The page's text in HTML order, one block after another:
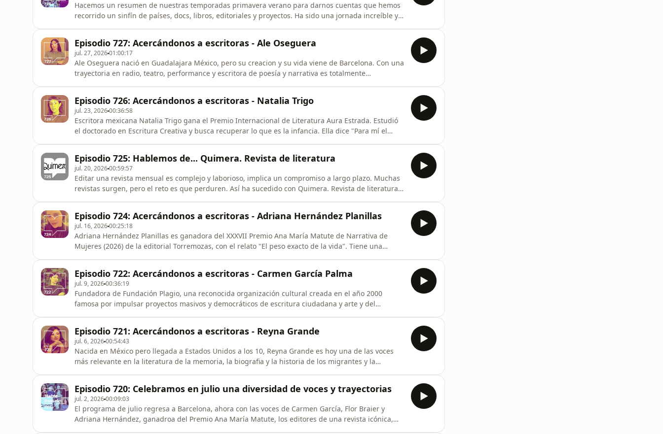
Hacemos un resumen de nuestras temporadas primavera verano para darnos cuentas que hemos
recorrido un sinfín de países, docs, libros, editoriales y proyectos. Ha sido una jornada increíble y
Episodio 727: Acercándonos a escritoras - Ale Oseguera
jul. 27, 202601:00:17
Ale Oseguera nació en Guadalajara México, pero su creacion y su vida viene de Barcelona. Con una
trayectoria en radio, teatro, performance y escritora de poesía y narrativa es totalmente
Casanovas, Marías Néspo
Episodio 726: Acercándonos a escritoras - Natalia Trigo
jul. 23, 202600:36:58
Escritora mexicana Natalia Trigo gana el Premio Internacional de Literatura Aura Estrada. Estudió
el doctorado en Escritura Creativa y busca recuperar lo que es la infancia. Ella dice "Para mí el
y mucho oido
Episodio 725: Hablemos de... Quimera. Revista de literatura
jul. 20, 202600:59:57
Editar una revista mensual es complejo y laborioso, implica un compromiso a largo plazo. Muchas
revistas surgen, pero el reto es que perduren. Así ha sucedido con Quimera. Revista de literatura
Néspolo, Ale Oseg
Episodio 724: Acercándonos a escritoras - Adriana Hernández Planillas
jul. 16, 202600:25:18
Adriana Hernández Planillas es ganadora del XXXVII Premio Ana María Matute de Narrativa de
Mujeres (2026) de la editorial Torremozas, con el relato "El peso exacto de la vida". Tiene una
Managemen
Episodio 722: Acercándonos a escritoras - Carmen García Palma
jul. 9, 202600:36:19
Fundadora de Fundación Plagio, una reconocida organización cultural creada en el año 2000
famosa por impulsar proyectos masivos y democráticos de escritura ciudadana y arte y del
conmueve, así como su trabaj
Episodio 721: Acercándonos a escritoras - Reyna Grande
jul. 6, 202600:54:43
Nacida en México pero llegada a Estados Unidos a los 10, Reyna Grande es hoy una de las voces
más relevante en la literatura de la memoria, la biografia y la historia de los migrantes y la
migración, el trauma lingüístico
Episodio 720: Celebramos en julio una diversidad de voces y trayectorias
jul. 2, 202600:09:03
El programa de julio regresa a Barcelona, ahora con las voces de Carmen García, Flor Braier y
Adriana Hernández, ganadroa del Premio Ana María Matute, los editores de una revista icónica,